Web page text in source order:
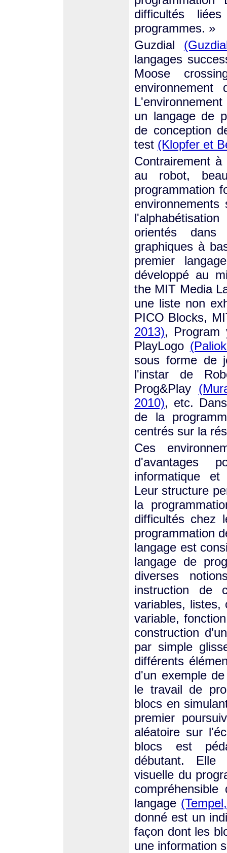
difficultés
programmes. »
Guzdial
langages
Moose
un langage de
de conception
test (Klopfer et
Contrairement
au robot,
programmation
orientés
graphiques à
premier
développé au
the MIT Media
une liste non
PICO Blocks,
2013),
PlayLogo
sous forme de
l'instar de
Prog&Play
2010), etc.
de la
centrés sur la
Ces
d'avantages
informatique et
Leur structure
la
difficultés chez
programmation
langage est
langage de
diverses
instruction de
variables, listes,
variable,
construction
par simple
différents
d'un exemple
le travail de
blocs en
premier
aléatoire sur
blocs est
débutant. Elle
visuelle du
langage
donné est un
façon dont les
une information